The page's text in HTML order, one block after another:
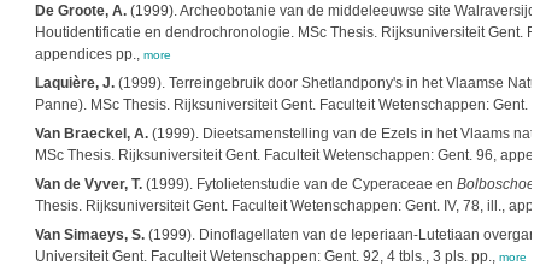
De Groote, A.(1999). Archeobotanie van de middeleeuwse site
Houtidentificatie en dendrochronologie. MSc Thesis. Rijksuniversiteit Gent.
appendices pp., more
Laquière, J.(1999). Terreingebruik door Shetlandpony's in het Vlaamse
Panne). MSc Thesis. Rijksuniversiteit Gent. Faculteit Wetenschappen: Gent.
Van Braeckel, A.(1999). Dieetsamenstelling van de Ezels in het Vlaams
MSc Thesis. Rijksuniversiteit Gent. Faculteit Wetenschappen: Gent. 96,
Van de Vyver, T.(1999). Fytolietenstudie van de Cyperaceae en
Thesis. Rijksuniversiteit Gent. Faculteit Wetenschappen: Gent. IV, 78, ill.,
Van Simaeys, S.(1999). Dinoflagellaten van de Ieperiaan-Lutetiaan
Universiteit Gent. Faculteit Wetenschappen: Gent. 92, 4 tbls., 3 pls. pp., more